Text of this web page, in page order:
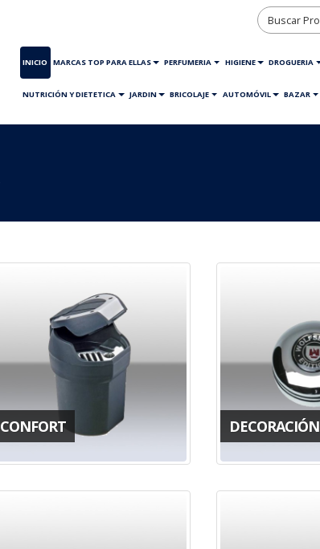
INICIO MARCAS TOP PARA ELLAS PERFUMERIA HIGIENE DROGUERIA
NUTRICIÓN Y DIETETICA JARDIN BRICOLAJE AUTOMÓVIL BAZAR
CONFORT DECORACIÓN